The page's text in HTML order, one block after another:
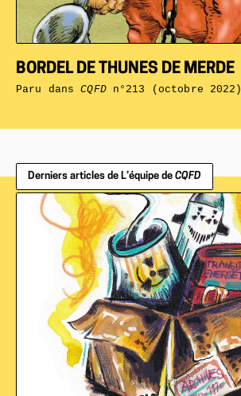
BORDEL DE THUNES DE MERDE
Paru dansCQFDn°213 (octobre 2022)
Derniers articles de L’équipe de CQFD